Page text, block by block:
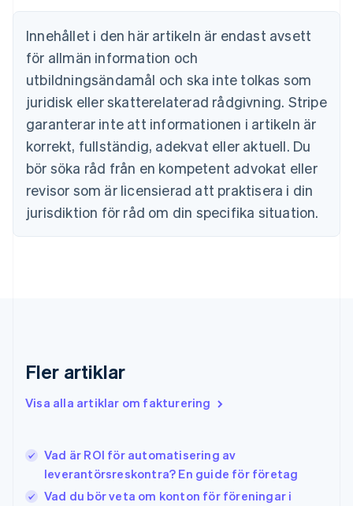
Innehållet i den här artikeln är endast avsett
för allmän information och
utbildningsändamål och ska inte tolkas som
juridisk eller skatterelaterad rådgivning. Stripe
garanterar inte att informationen i artikeln är
korrekt, fullständig, adekvat eller aktuell. Du
bör söka råd från en kompetent advokat eller
revisor som är licensierad att praktisera i din
jurisdiktion för råd om din specifika situation.
Fler artiklar
Visa alla artiklar om fakturering
Vad är ROI för automatisering av
leverantörsreskontra? En guide för företag
Vad du bör veta om konton för föreningar i
PortuguêsEnglish
Bulgarien
English
Cypern
English
Danmark
English
Estland
Fastlandskina
简体中文English
Finland
English Svenska
Frankrike
简体中文
Indien
Irland
Italiano English
Japan
日本語 English